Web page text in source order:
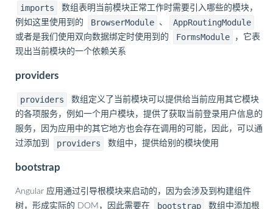
imports
数组表明当前模块正常工作时需要引入哪些的模块，
例如这里使用到的
BrowserModule 、 AppRoutingModule
或者是我们使用双向数据绑定时使用到的 FormsModule
，它表
现出当前模块的一个依赖关系
providers
providers
数组定义了当前模块可以提供给当前应用其它模块
的各项服务，例如一个用户模块，提供了获取当前登录用户信息的
服务，因为应用中的其它地方也会存在调用的可能，因此，可以通
过添加到
providers 数组中，提供给别的模块使用
bootstrap
Angular 应用通过引导根模块来启动的，因为会涉及到构建组件
树，形成实际的 DOM，因此需要在
bootstrap
数组中添加根